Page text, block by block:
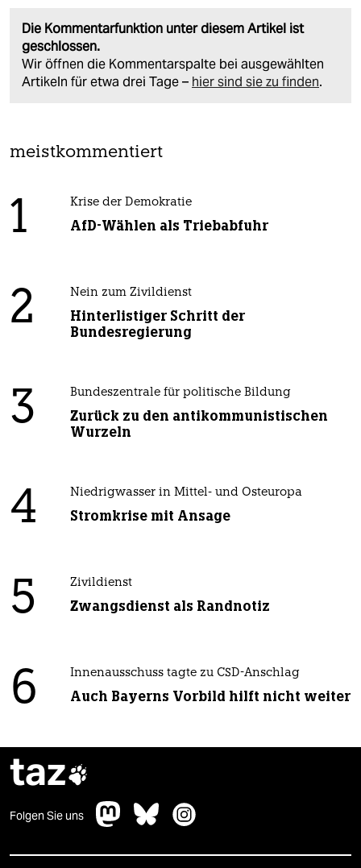
Die Kommentarfunktion unter diesem Artikel ist
geschlossen.
Wir öffnen die Kommentarspalte bei ausgewählten
Artikeln für etwa drei Tage – hier sind sie zu finden.
meistkommentiert
1 Krise der Demokratie
AfD-Wählen als Triebabfuhr
2 Nein zum Zivildienst
Hinterlistiger Schritt der
Bundesregierung
3 Bundeszentrale für politische Bildung
Zurück zu den antikommunistischen
Wurzeln
4 Niedrigwasser in Mittel- und Osteuropa
Stromkrise mit Ansage
5 Zivildienst
Zwangsdienst als Randnotiz
6 Innenausschuss tagte zu CSD-Anschlag
Auch Bayerns Vorbild hilft nicht weiter
taz
Folgen Sie uns